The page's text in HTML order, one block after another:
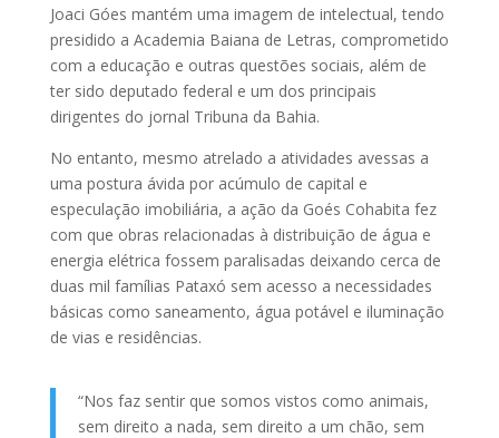
Joaci Góes mantém uma imagem de intelectual, tendo
presidido a Academia Baiana de Letras, comprometido
com a educação e outras questões sociais, além de
ter sido deputado federal e um dos principais
dirigentes do jornal Tribuna da Bahia.
No entanto, mesmo atrelado a atividades avessas a
uma postura ávida por acúmulo de capital e
especulação imobiliária, a ação da Goés Cohabita fez
com que obras relacionadas à distribuição de água e
energia elétrica fossem paralisadas deixando cerca de
duas mil famílias Pataxó sem acesso a necessidades
básicas como saneamento, água potável e iluminação
de vias e residências.
“Nos faz sentir que somos vistos como animais,
sem direito a nada, sem direito a um chão, sem